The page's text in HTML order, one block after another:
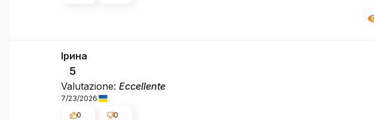
Ірина
5
Valutazione: Eccellente
7/23/2026
0
0